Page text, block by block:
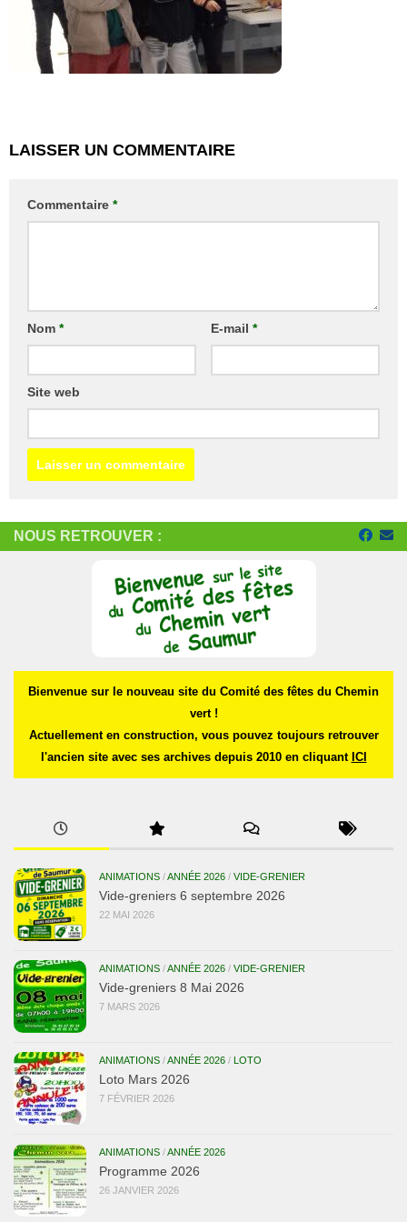
LAISSER UN COMMENTAIRE
Commentaire *
Nom * E-mail *
Site web
NOUS RETROUVER :
Bienvenue sur le nouveau site du Comité des fêtes du Chemin
vert !
Actuellement en construction, vous pouvez toujours retrouver
l'ancien site avec ses archives depuis 2010 en cliquant ICI
ANIMATIONS /ANNÉE 2026 / VIDE-GRENIER
Vide-greniers 6 septembre 2026
22 MAI 2026
ANIMATIONS /ANNÉE 2026 / VIDE-GRENIER
Vide-greniers 8 Mai 2026
7 MARS 2026
ANIMATIONS /ANNÉE 2026 / LOTO
Loto Mars 2026
7 FÉVRIER 2026
ANIMATIONS /ANNÉE 2026
Programme 2026
26 JANVIER 2026